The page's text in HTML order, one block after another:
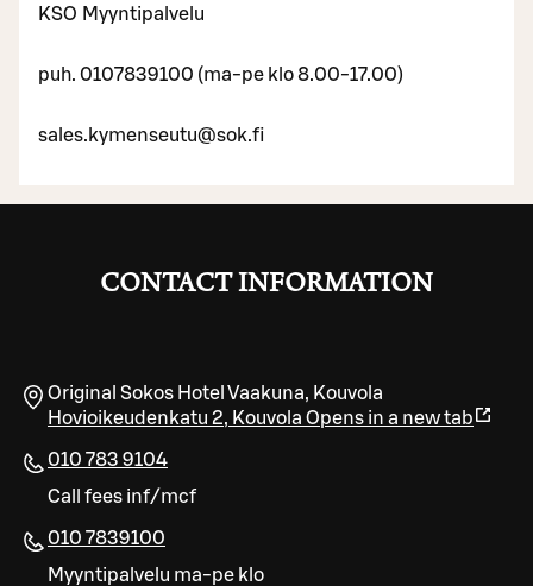
KSO Myyntipalvelu
puh. 0107839100 (ma-pe klo 8.00-17.00)
sales.kymenseutu@sok.fi
CONTACT INFORMATION
Original Sokos Hotel Vaakuna, Kouvola
Hovioikeudenkatu 2, Kouvola Opens in a new tab
010 783 9104
Call fees inf/mcf
010 7839100
Myyntipalvelu ma-pe klo